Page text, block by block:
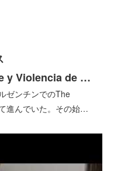
y Violencia de …
ゼンチンでのThe
進んでいた。その始…